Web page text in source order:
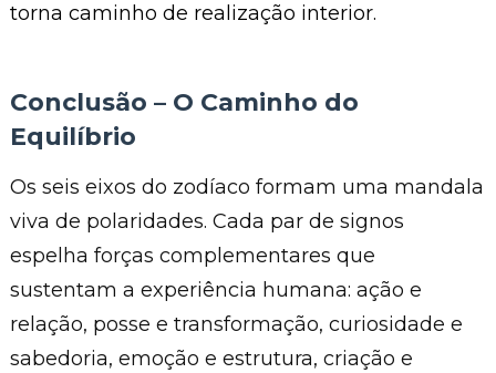
torna caminho de realização interior.
Conclusão – O Caminho do
Equilíbrio
Os seis eixos do zodíaco formam uma mandala
viva de polaridades. Cada par de signos
espelha forças complementares que
sustentam a experiência humana: ação e
relação, posse e transformação, curiosidade e
sabedoria, emoção e estrutura, criação e